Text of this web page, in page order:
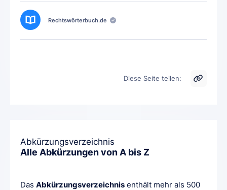
Rechtswörterbuch.de
Diese Seite teilen:
Abkürzungsverzeichnis
Alle Abkürzungen von A bis Z
Das Abkürzungsverzeichnis enthält mehr als 500